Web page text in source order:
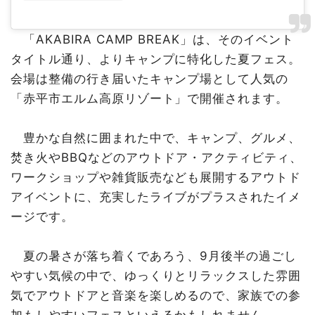
「AKABIRA CAMP BREAK」は、そのイベント
タイトル通り、よりキャンプに特化した夏フェス。
会場は整備の行き届いたキャンプ場として人気の
「赤平市エルム高原リゾート」で開催されます。
豊かな自然に囲まれた中で、キャンプ、グルメ、
焚き火やBBQなどのアウトドア・アクティビティ、
ワークショップや雑貨販売なども展開するアウトド
アイベントに、充実したライブがプラスされたイメ
ージです。
夏の暑さが落ち着くであろう、9月後半の過ごし
やすい気候の中で、ゆっくりとリラックスした雰囲
気でアウトドアと音楽を楽しめるので、家族での参